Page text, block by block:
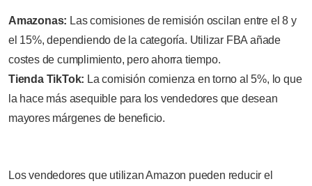
Amazonas: Las comisiones de remisión oscilan entre el 8 y
el 15%, dependiendo de la categoría. Utilizar FBA añade
costes de cumplimiento, pero ahorra tiempo.
Tienda TikTok: La comisión comienza en torno al 5%, lo que
la hace más asequible para los vendedores que desean
mayores márgenes de beneficio.
Los vendedores que utilizan Amazon pueden reducir el